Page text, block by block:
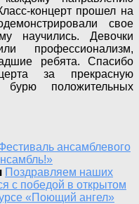
концерт прошел на
свое
научились. Девочки
профессионализм,
ребята. Спасибо
за прекрасную
положительных
ансамблевого
Поздравляем наших
с победой в открытом
«Поющий ангел»